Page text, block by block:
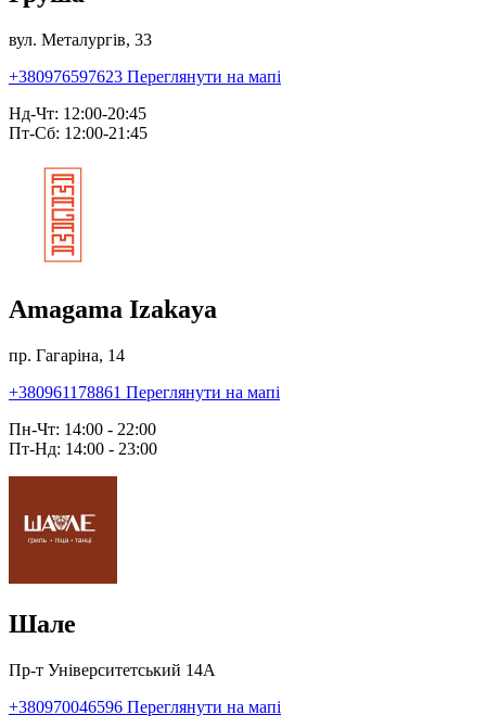
вул. Металургів, 33
+380976597623 Переглянути на мапі
Нд-Чт: 12:00-20:45
Пт-Сб: 12:00-21:45
Amagama Izakaya
пр. Гагаріна, 14
+380961178861 Переглянути на мапі
Пн-Чт: 14:00 - 22:00
Пт-Нд: 14:00 - 23:00
Шале
Пр-т Університетський 14А
+380970046596 Переглянути на мапі